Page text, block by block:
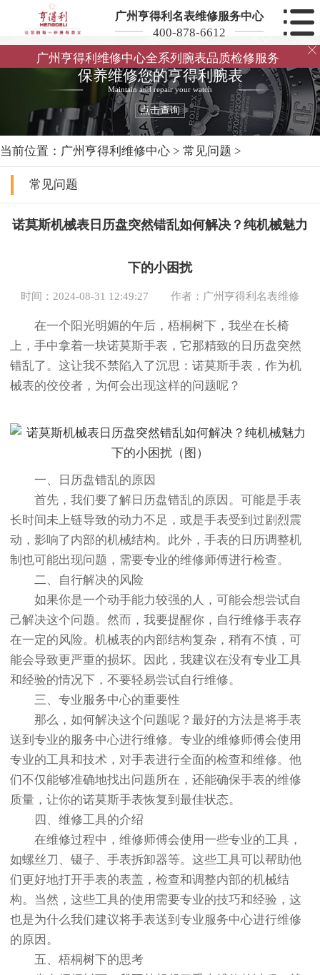
广州亨得利名表维修服务中心
400-878-6612
广州亨得利维修中心全系列腕表品质检修服务

保养维修您的亨得利腕表
Maintain and repair your watch
点击查询
当前位置： 广州亨得利维修中心 > 常见问题 >
常见问题
诺莫斯机械表日历盘突然错乱如何解决？纯机械魅力
下的小困扰
时间：2024-08-31 12:49:27 作者：广州亨得利名表维修
在一个阳光明媚的午后，梧桐树下，我坐在长椅
上，手中拿着一块诺莫斯手表，它那精致的日历盘突然
错乱了。这让我不禁陷入了沉思：诺莫斯手表，作为机
械表的佼佼者，为何会出现这样的问题呢？
一、日历盘错乱的原因
首先，我们要了解日历盘错乱的原因。可能是手表
长时间未上链导致的动力不足，或是手表受到过剧烈震
动，影响了内部的机械结构。此外，手表的日历调整机
制也可能出现问题，需要专业的维修师傅进行检查。
二、自行解决的风险
如果你是一个动手能力较强的人，可能会想尝试自
己解决这个问题。然而，我要提醒你，自行维修手表存
在一定的风险。机械表的内部结构复杂，稍有不慎，可
能会导致更严重的损坏。因此，我建议在没有专业工具
和经验的情况下，不要轻易尝试自行维修。
三、专业服务中心的重要性
那么，如何解决这个问题呢？最好的方法是将手表
送到专业的服务中心进行维修。专业的维修师傅会使用
专业的工具和技术，对手表进行全面的检查和维修。他
们不仅能够准确地找出问题所在，还能确保手表的维修
质量，让你的诺莫斯手表恢复到最佳状态。
四、维修工具的介绍
在维修过程中，维修师傅会使用一些专业的工具，
如螺丝刀、镊子、手表拆卸器等。这些工具可以帮助他
们更好地打开手表的表盖，检查和调整内部的机械结
构。当然，这些工具的使用需要专业的技巧和经验，这
也是为什么我们建议将手表送到专业服务中心进行维修
的原因。
五、梧桐树下的思考